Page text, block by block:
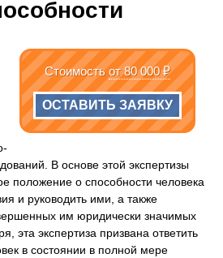
Стоимостьот 80 000 ₽
ОСТАВИТЬ ЗАЯВКУ
В основе этой экспертизы
положение о способности человека
и руководить ими, а также
им юридически значимых
эта экспертиза призвана ответить
в состоянии в полной мере